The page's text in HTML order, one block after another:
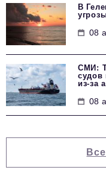
В
08
СМИ:
судов
из-за
08